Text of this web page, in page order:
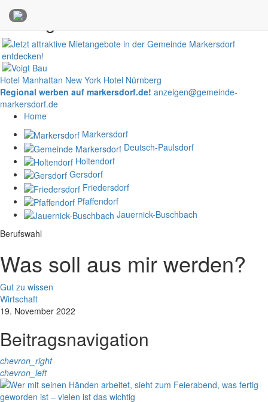
Anzeigen
Hotel Manhattan New York Hotel Nürnberg
Regional werben auf markersdorf.de! anzeigen@gemeinde-
markersdorf.de
Home
Markersdorf
Deutsch-Paulsdorf
Holtendorf
Gersdorf
Friedersdorf
Pfaffendorf
Jauernick-Buschbach
Berufswahl
Was soll aus mir werden?
Gut zu wissen
Wirtschaft
19. November 2022
Beitragsnavigation
chevron_right
chevron_left